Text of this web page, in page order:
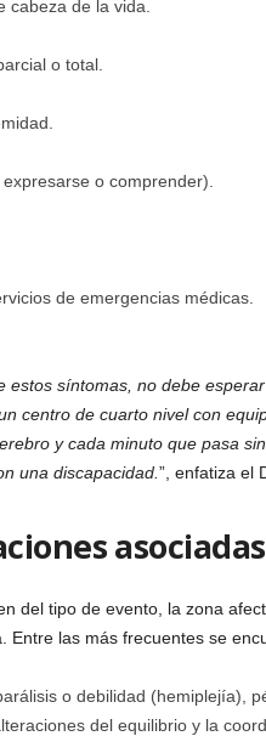
cabeza de la vida.
o total.
o comprender).
de emergencias médicas.
síntomas, no debe esperar
centro de cuarto nivel con
y cada minuto que pasa
una discapacidad. ”, enfatiza el
asociadas
del tipo de evento, la zona
Entre las más frecuentes se
o debilidad (hemiplejía),
del equilibrio y la